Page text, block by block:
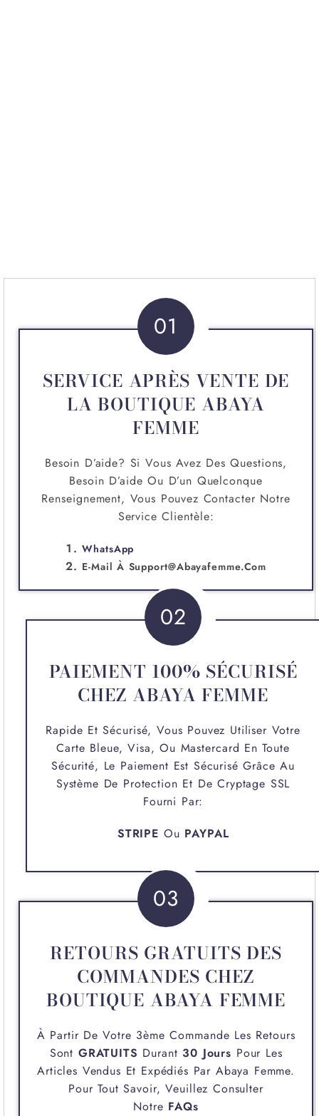
01
SERVICE APRÈS VENTE DE
LA BOUTIQUE ABAYA
FEMME
Besoin D’aide? Si Vous Avez Des Questions,
Besoin D’aide Ou D’un Quelconque
Renseignement, Vous Pouvez Contacter Notre
Service Clientèle:
WhatsApp
E-Mail À Support@abayafemme.com
02
PAIEMENT 100% SÉCURISÉ
CHEZ ABAYA FEMME
Rapide Et Sécurisé, Vous Pouvez Utiliser Votre
Carte Bleue, Visa, Ou Mastercard En Toute
Sécurité, Le Paiement Est Sécurisé Grâce Au
Système De Protection Et De Cryptage SSL
Fourni Par:
STRIPE Ou PAYPAL
03
RETOURS GRATUITS DES
COMMANDES CHEZ
BOUTIQUE ABAYA FEMME
À Partir De Votre 3ème Commande Les Retours
Sont GRATUITS Durant 30 Jours Pour Les
Articles Vendus Et Expédiés Par Abaya Femme.
Pour Tout Savoir, Veuillez Consulter
Notre FAQs